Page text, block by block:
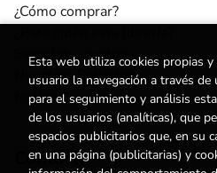
¿Cómo comprar?
Escuelas y centros
Nuestros Servicios
Noticias
Contacto
Esta web utiliza cookies propias
usuario la navegación a través de
para el seguimiento y análisis
de los usuarios (analíticas), que
espacios publicitarios que, en su
en una página (publicitarias) y